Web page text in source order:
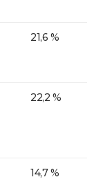
21,6 %
22,2 %
14,7 %